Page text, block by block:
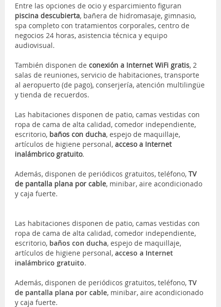
Entre las opciones de ocio y esparcimiento figuran
piscina descubierta, bañera de hidromasaje, gimnasio,
spa completo con tratamientos corporales, centro de
negocios 24 horas, asistencia técnica y equipo
audiovisual.
También disponen de conexión a Internet WiFi gratis, 2
salas de reuniones, servicio de habitaciones, transporte
al aeropuerto (de pago), conserjería, atención multilingüe
y tienda de recuerdos.
Las habitaciones disponen de patio, camas vestidas con
ropa de cama de alta calidad, comedor independiente,
escritorio, baños con ducha, espejo de maquillaje,
artículos de higiene personal, acceso a Internet
inalámbrico gratuito.
Además, disponen de periódicos gratuitos, teléfono, TV
de pantalla plana por cable, minibar, aire acondicionado
y caja fuerte.
Las habitaciones disponen de patio, camas vestidas con
ropa de cama de alta calidad, comedor independiente,
escritorio, baños con ducha, espejo de maquillaje,
artículos de higiene personal, acceso a Internet
inalámbrico gratuito.
Además, disponen de periódicos gratuitos, teléfono, TV
de pantalla plana por cable, minibar, aire acondicionado
y caja fuerte.